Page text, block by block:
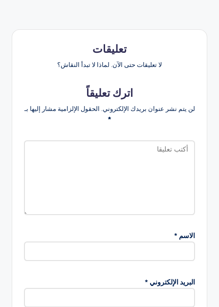
تعليقات
لا تعليقات حتى الآن. لماذا لا تبدأ النقاش؟
اترك تعليقاً
لن يتم نشر عنوان بريدك الإلكتروني. الحقول الإلزامية مشار إليها بـ
*
الاسم *
البريد الإلكتروني *